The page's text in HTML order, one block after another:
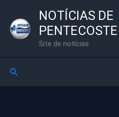
para
NOTÍCIAS DE
PENTECOSTE
Site de notícias
Pesquisar